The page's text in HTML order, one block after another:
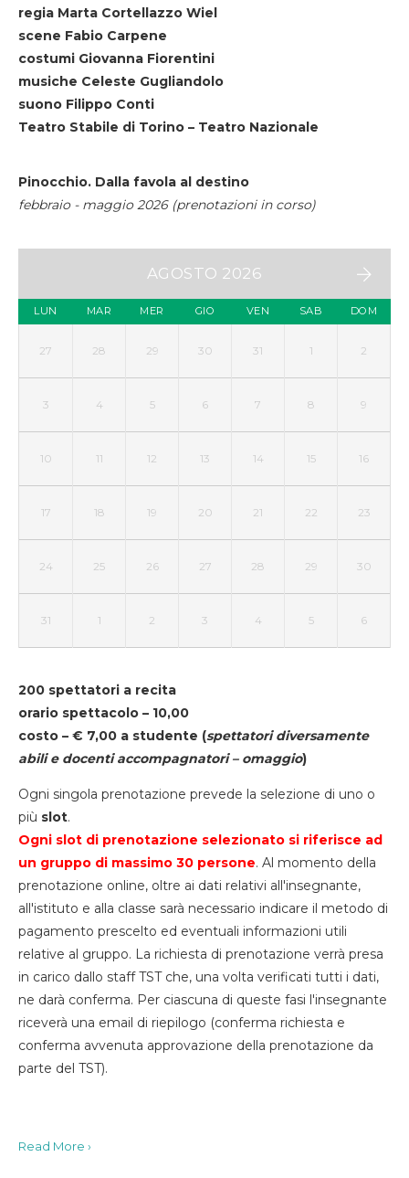
regia Marta Cortellazzo Wiel
scene Fabio Carpene
costumi Giovanna Fiorentini
musiche Celeste Gugliandolo
suono Filippo Conti
Teatro Stabile di Torino – Teatro Nazionale
Pinocchio. Dalla favola al destino
febbraio - maggio 2026 (prenotazioni in corso)
AGOSTO 2026
LUN MAR MER GIO VEN SAB DOM
27 28 29 30 31 1 2
3 4 5 6 7 8 9
10 11 12 13 14 15 16
17 18 19 20 21 22 23
24 25 26 27 28 29 30
31 1 2 3 4 5 6
200 spettatori a recita
orario spettacolo – 10,00
costo – € 7,00 a studente (spettatori diversamente
abili e docenti accompagnatori – omaggio)
Ogni singola prenotazione prevede la selezione di uno o
più slot.
Ogni slot di prenotazione selezionato si riferisce ad
un gruppo di massimo 30 persone. Al momento della
prenotazione online, oltre ai dati relativi all'insegnante,
all'istituto e alla classe sarà necessario indicare il metodo di
pagamento prescelto ed eventuali informazioni utili
relative al gruppo. La richiesta di prenotazione verrà presa
in carico dallo staff TST che, una volta verificati tutti i dati,
ne darà conferma. Per ciascuna di queste fasi l'insegnante
riceverà una email di riepilogo (conferma richiesta e
conferma avvenuta approvazione della prenotazione da
parte del TST).
Read More ›